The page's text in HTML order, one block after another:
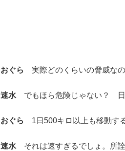
おぐら 実際どのくらいの脅威な
速水 でもほら危険じゃない？ 日
おぐら 1日500キロ以上も移動す
速水 それは速すぎるでしょ。所詮